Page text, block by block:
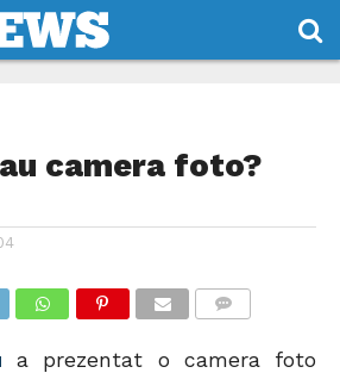
camera foto?
a prezentat o camera foto